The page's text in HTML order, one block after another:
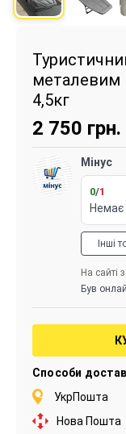
металевим
4,5кг
2 750 грн.
Мінус
0/1
Немає
Інші
На сайті
Був
Способи
УкрПошта
Нова Пошта